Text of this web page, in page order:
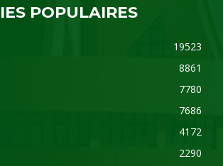
POPULAIRES
19523
8861
7780
7686
4172
2290